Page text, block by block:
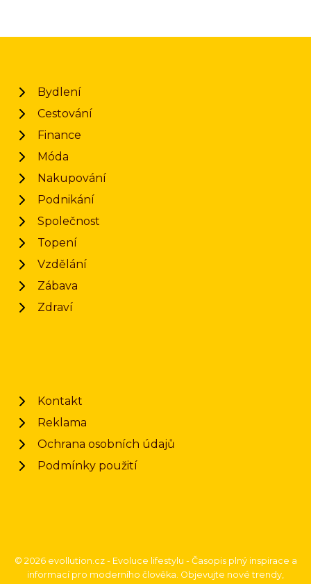
Bydlení
Cestování
Finance
Móda
Nakupování
Podnikání
Společnost
Topení
Vzdělání
Zábava
Zdraví
Kontakt
Reklama
Ochrana osobních údajů
Podmínky použití
© 2026 evollution.cz - Evoluce lifestylu - Časopis plný inspirace a
informací pro moderního člověka. Objevujte nové trendy,